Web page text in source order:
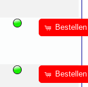
Bestellen
Bestellen